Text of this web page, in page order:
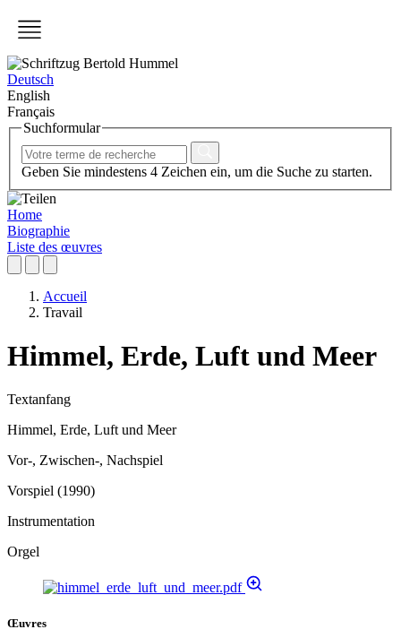
Deutsch
English
Français
Suchformular
Geben Sie mindestens 4 Zeichen ein, um die Suche zu starten.
Home
Biographie
Liste des œuvres
Accueil
Travail
Himmel, Erde, Luft und Meer
Textanfang
Himmel, Erde, Luft und Meer
Vor-, Zwischen-, Nachspiel
Vorspiel (1990)
Instrumentation
Orgel
Œuvres